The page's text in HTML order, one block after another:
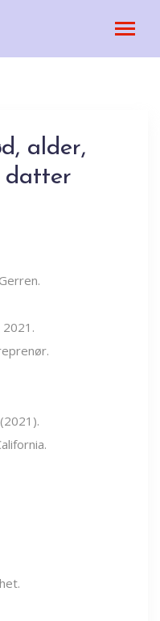
alder,
datter
2021.